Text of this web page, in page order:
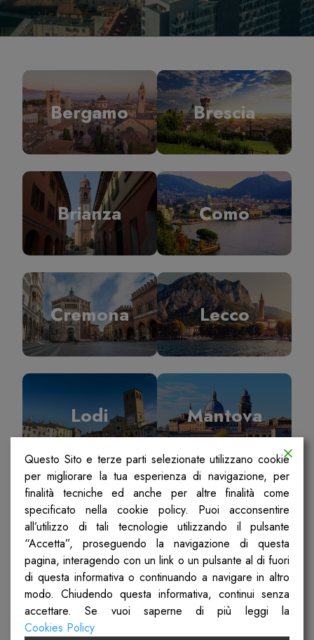
Bergamo Brescia
Brianza Como
Cremona Lecco
Lodi Mantova
Milano Pavia
Sondrio Ticino Olona
Questo Sito e terze parti selezionate utilizzano cookie
per migliorare la tua esperienza di navigazione, per
finalità tecniche ed anche per altre finalità come
specificato nella cookie policy. Puoi acconsentire
all’utilizzo di tali tecnologie utilizzando il pulsante
“Accetta”, proseguendo la navigazione di questa
pagina, interagendo con un link o un pulsante al di fuori
di questa informativa o continuando a navigare in altro
modo. Chiudendo questa informativa, continui senza
accettare. Se vuoi saperne di più leggi la
Cookies Policy